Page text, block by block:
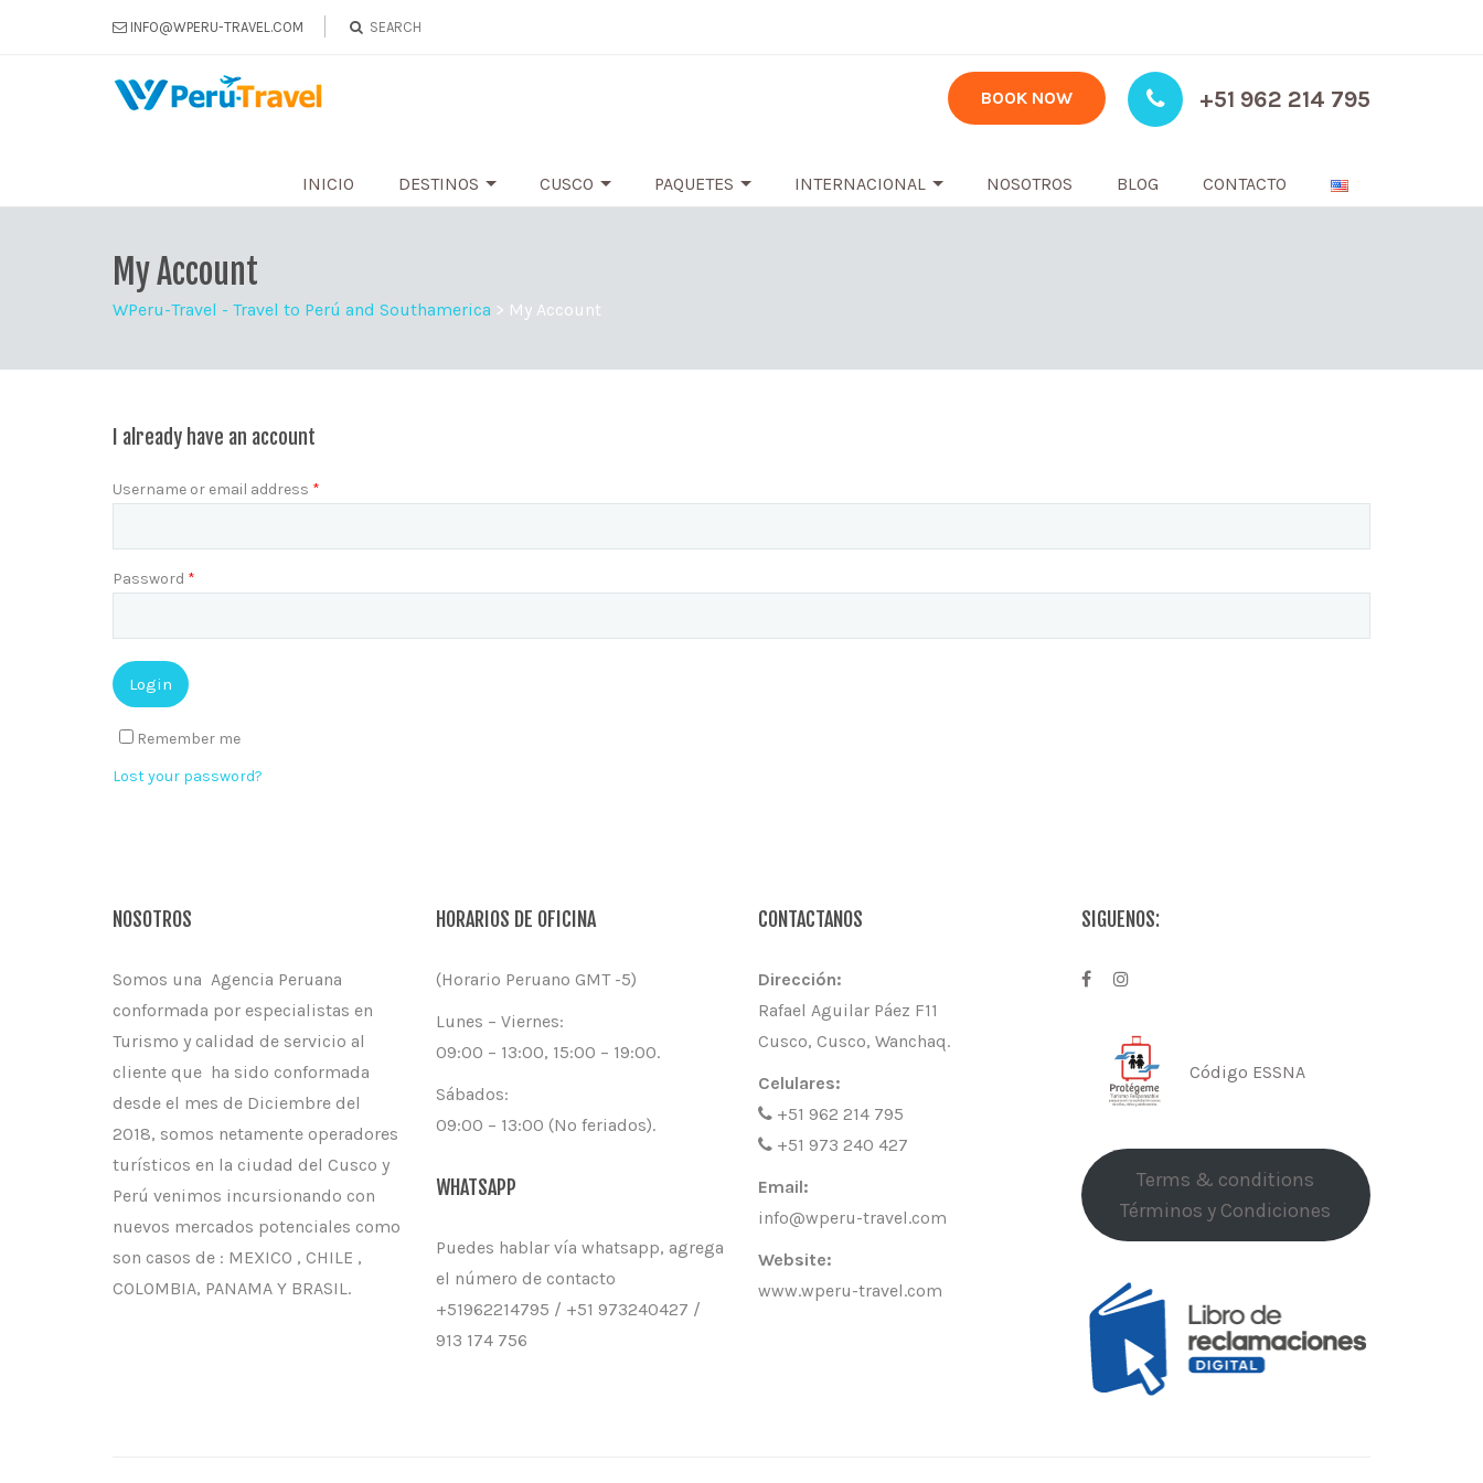
INFO@WPERU-TRAVEL.COM
+51 962 214 795
BOOK NOW
INICIO DESTINOS CUSCO PAQUETES INTERNACIONAL NOSOTROS BLOG CONTACTO
My Account
WPeru-Travel - Travel to Perú and Southamerica > My Account
I already have an account
Username or email address *
Password *
Remember me
Lost your password?
NOSOTROS
Somos una Agencia Peruana
conformada por especialistas en
Turismo y calidad de servicio al
cliente que ha sido conformada
desde el mes de Diciembre del
2018, somos netamente operadores
turísticos en la ciudad del Cusco y
Perú venimos incursionando con
nuevos mercados potenciales como
son casos de : MEXICO , CHILE ,
COLOMBIA, PANAMA Y BRASIL.
HORARIOS DE OFICINA
(Horario Peruano GMT -5)
Lunes – Viernes:
09:00 – 13:00, 15:00 – 19:00.
Sábados:
09:00 – 13:00 (No feriados).
WHATSAPP
Puedes hablar vía whatsapp, agrega
el número de contacto
+51962214795 / +51 973240427 /
913 174 756
CONTACTANOS
Dirección:
Rafael Aguilar Páez F11
Cusco, Cusco, Wanchaq.
Celulares:
+51 962 214 795
+51 973 240 427
Email:
info@wperu-travel.com
Website:
www.wperu-travel.com
SIGUENOS:
Código ESSNA
Terms & conditions
Términos y Condiciones